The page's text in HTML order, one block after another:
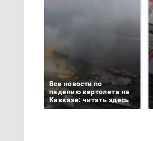
Все новости по
падению вертолета на
Кавказе: читать здесь